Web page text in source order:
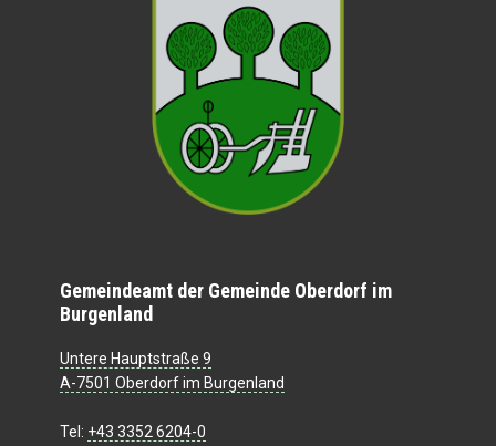
Gemeindeamt der Gemeinde Oberdorf im
Burgenland
Untere Hauptstraße 9
A-7501 Oberdorf im Burgenland
Tel: +43 3352 6204-0